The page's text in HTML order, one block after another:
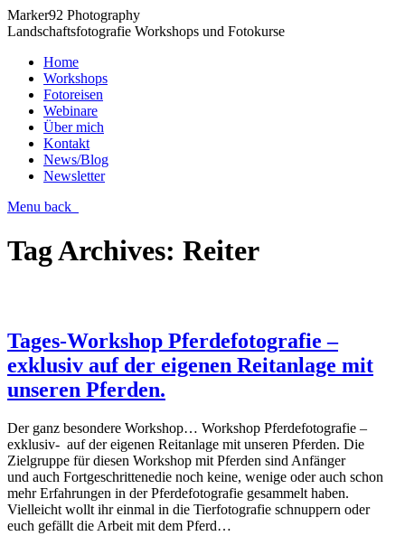
Marker92 Photography
Landschaftsfotografie Workshops und Fotokurse
Home
Workshops
Fotoreisen
Webinare
Über mich
Kontakt
News/Blog
Newsletter
Menu back
Tag Archives: Reiter
Tages-Workshop Pferdefotografie –
exklusiv auf der eigenen Reitanlage mit
unseren Pferden.
Der ganz besondere Workshop… Workshop Pferdefotografie –
exklusiv- auf der eigenen Reitanlage mit unseren Pferden. Die
Zielgruppe für diesen Workshop mit Pferden sind Anfänger
und auch Fortgeschrittenedie noch keine, wenige oder auch schon
mehr Erfahrungen in der Pferdefotografie gesammelt haben.
Vielleicht wollt ihr einmal in die Tierfotografie schnuppern oder
euch gefällt die Arbeit mit dem Pferd…